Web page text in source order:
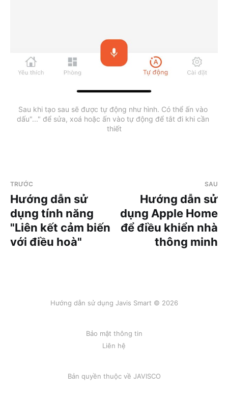
Sau khi tạo sau sẽ được tự động như hình. Có thể ấn vào
dấu"..." để sửa, xoá hoặc ấn vào tự động để tắt đi khi cần
thiết
TRƯỚC
Hướng dẫn sử
dụng tính năng
"Liên kết cảm biến
với điều hoà"
SAU
Hướng dẫn sử
dụng Apple Home
để điều khiển nhà
thông minh
Hướng dẫn sử dụng Javis Smart © 2026
Bảo mật thông tin
Liên hệ
Bản quyền thuộc về JAVISCO